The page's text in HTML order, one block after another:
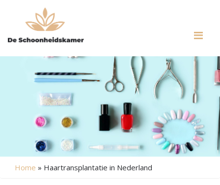
Home » Haartransplantatie in Nederland